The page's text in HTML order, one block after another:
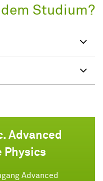
Studium?
Advanced
Physics
Advanced